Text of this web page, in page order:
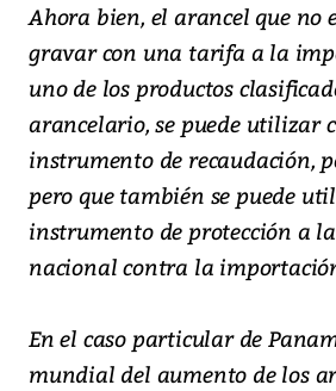
Ahora bien, el arancel que no
gravar con una tarifa a la
uno de los productos
arancelario, se puede utilizar
instrumento de recaudación,
pero que también se puede
instrumento de protección a
nacional contra la
En el caso particular de
mundial del aumento de los